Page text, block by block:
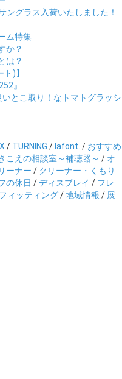
ングラス入荷いたしました！
ム特集
か？
は？
)】
』
とこ取り！なトマトグラッシ
/ TURNING / lafont. / おすすめ
こえの相談室～補聴器～ / オ
ーナー / クリーナー・くもり
の休日 /ディスプレイ / フレ
ィッティング/地域情報 / 展